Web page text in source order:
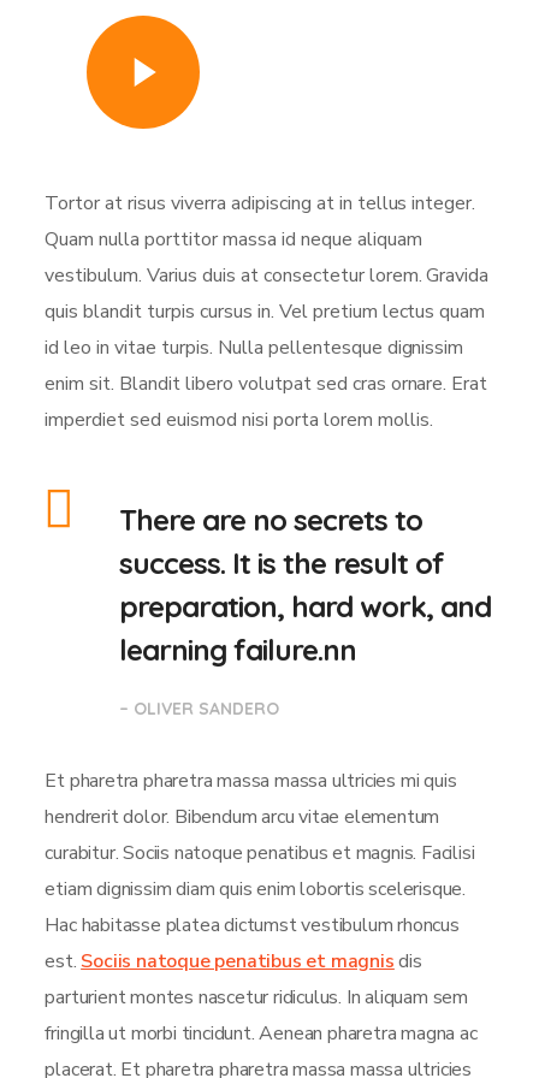
Tortor at risus viverra adipiscing at in tellus integer.
Quam nulla porttitor massa id neque aliquam
vestibulum. Varius duis at consectetur lorem. Gravida
quis blandit turpis cursus in. Vel pretium lectus quam
id leo in vitae turpis. Nulla pellentesque dignissim
enim sit. Blandit libero volutpat sed cras ornare. Erat
imperdiet sed euismod nisi porta lorem mollis.
There are no secrets to
success. It is the result of
preparation, hard work, and
learning failure.nn
– OLIVER SANDERO
Et pharetra pharetra massa massa ultricies mi quis
hendrerit dolor. Bibendum arcu vitae elementum
curabitur. Sociis natoque penatibus et magnis. Facilisi
etiam dignissim diam quis enim lobortis scelerisque.
Hac habitasse platea dictumst vestibulum rhoncus
est. Sociis natoque penatibus et magnisdis
parturient montes nascetur ridiculus. In aliquam sem
fringilla ut morbi tincidunt. Aenean pharetra magna ac
placerat. Et pharetra pharetra massa massa ultricies